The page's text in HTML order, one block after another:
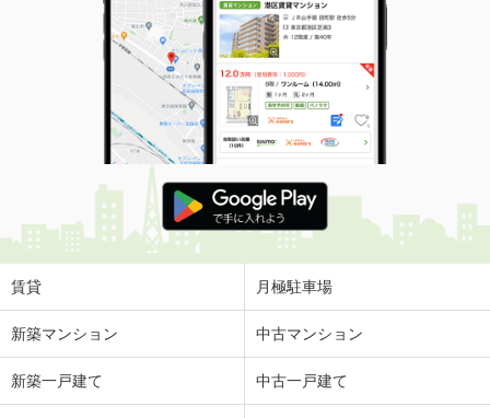
賃貸 月極駐車場
新築マンション 中古マンション
新築一戸建て 中古一戸建て